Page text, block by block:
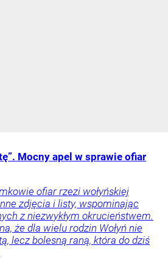
Mocny apel w sprawie ofiar
ofiar rzezi wołyńskiej
zdjęcia i listy, wspominając
z niezwykłym okrucieństwem.
że dla wielu rodzin Wołyń nie
lecz bolesną raną, która do dziś